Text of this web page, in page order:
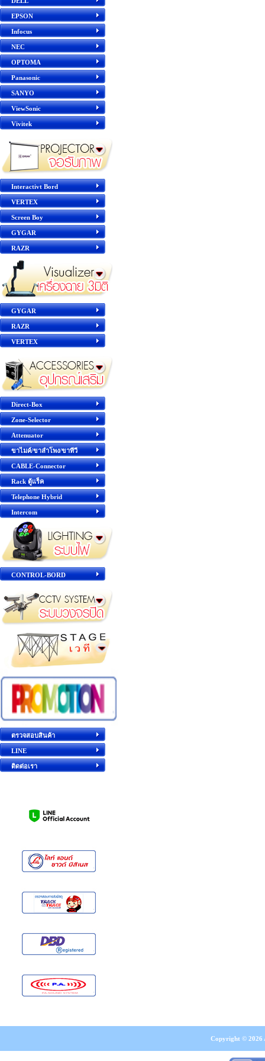
EPSON
Infocus
NEC
OPTOMA
Panasonic
SANYO
ViewSonic
Vivitek
Interactivt Bord
VERTEX
Screen Boy
GYGAR
RAZR
GYGAR
RAZR
VERTEX
Direct-Box
Zone-Selector
Attenuator
ขาไมค์/ขาลำโพง/ขาทีวี
CABLE-Connector
Rack ตู้แร็ค
Telephone Hybrid
Intercom
CONTROL-BORD
ตรวจสอบสินค้า
LINE
ติดต่อเรา
Copyright © 2026